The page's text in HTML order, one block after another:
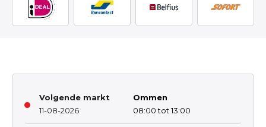
Volgende markt
11-08-2026
Ommen
08:00 tot 13:00